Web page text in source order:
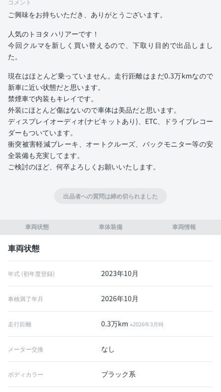
車両状態 車体装備 車両情報
車両状態
年式 (初年度登録) 2023年10月
車検満了年月 2026年10月
走行距離 0.3万km※2026年3月時
メーター交換 なし
ボディカラー ブラック系
コメント
ご興味をお持ちいただき、ありがとうございます。
人気のトヨタ ハリアーです！
今回クルマを新しく買い替えるので、下取り目的で出品しまし
た。
現在はほとんど乗っていません。走行距離はまだ0.3万kmなので
新車に近い状態だと思います。
禁煙車で内装もキレイです。
外装にほとんど傷はないので車体は美品だと思います。
ディスプレイオーディオ(ナビキットあり)、ETC、ドライブレコー
ダーもついています。
衝突被害軽減ブレーキ、オートクルーズ、バックモニター等の安
全装備も充実してます。
ご検討のほど、何卒よろしくお願いいたします。
出品者への質問は締め切られました